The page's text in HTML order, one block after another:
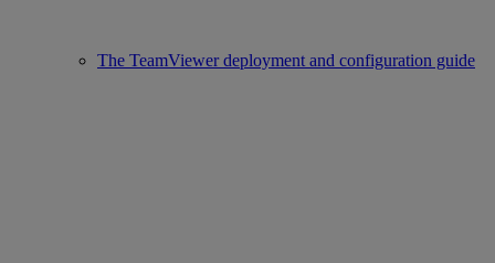
The TeamViewer deployment and configuration guide